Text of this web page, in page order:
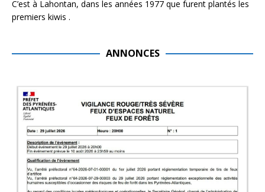
C’est à Lahontan, dans les années 1977 que furent plantés les
premiers kiwis .
ANNONCES
1 actualités trouvées.